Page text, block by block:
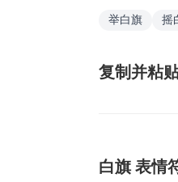
举白旗 摇
复制并粘
白旗 表情